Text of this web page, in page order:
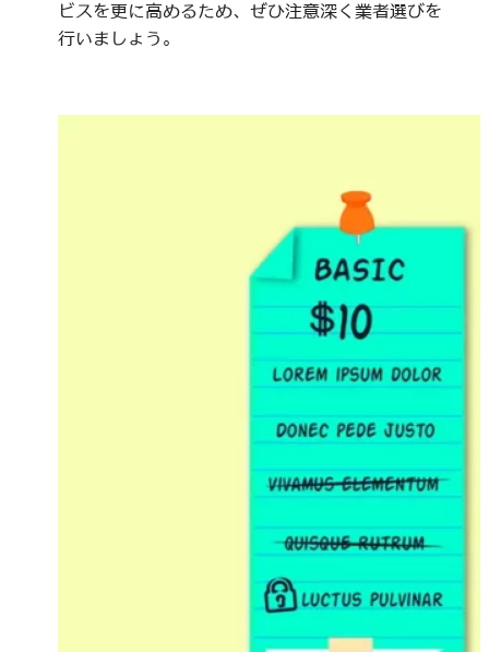
ビスを更に高めるため、ぜひ注意深く業者選びを
行いましょう。